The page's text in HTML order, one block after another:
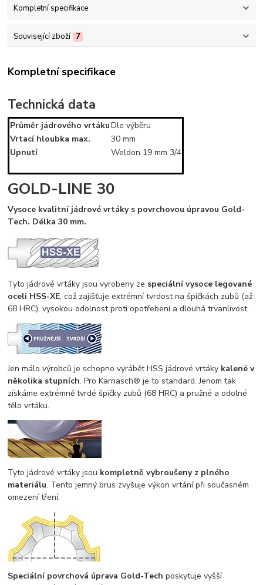
Kompletní specifikace
Související zboží 7
Kompletní specifikace
Technická data
Průměr jádrového vrtákuDle výběru
Vrtací hloubka max.
30 mm
Upnutí
Weldon 19 mm 3/4
GOLD-LINE 30
Vysoce kvalitní jádrové vrtáky s povrchovou úpravou Gold-
Tech. Délka 30 mm.
Tyto jádrové vrtáky jsou vyrobeny ze speciální vysoce legované
oceli HSS-XE, což zajišťuje extrémní tvrdost na špičkách zubů (až
68 HRC), vysokou odolnost proti opotřebení a dlouhá trvanlivost.
Jen málo výrobců je schopno vyrábět HSS jádrové vrtáky kalené v
několika stupních. Pro Karnasch® je to standard. Jenom tak
získáme extrémně tvrdé špičky zubů (68 HRC) a pružné a odolné
tělo vrtáku.
Tyto jádrové vrtáky jsou kompletně vybroušeny z plného
materiálu. Tento jemný brus zvyšuje výkon vrtání při současném
omezení tření.
Speciální povrchová úprava Gold-Tech poskytuje vyšší